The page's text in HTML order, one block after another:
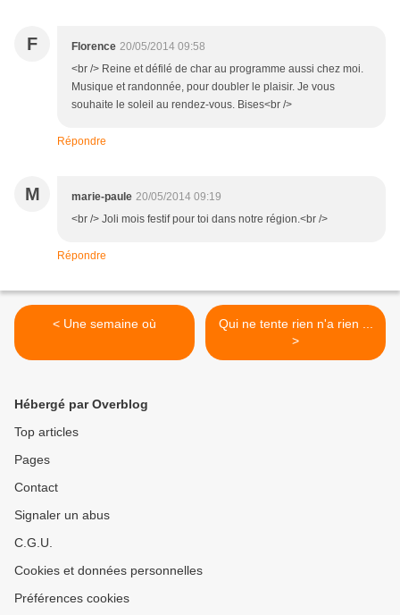
F Florence 20/05/2014 09:58
<br /> Reine et défilé de char au programme aussi chez moi.
Musique et randonnée, pour doubler le plaisir. Je vous
souhaite le soleil au rendez-vous. Bises<br />
Répondre
M marie-paule 20/05/2014 09:19
<br /> Joli mois festif pour toi dans notre région.<br />
Répondre
< Une semaine où
Qui ne tente rien n'a rien ...
>
Hébergé par Overblog
Top articles
Pages
Contact
Signaler un abus
C.G.U.
Cookies et données personnelles
Préférences cookies